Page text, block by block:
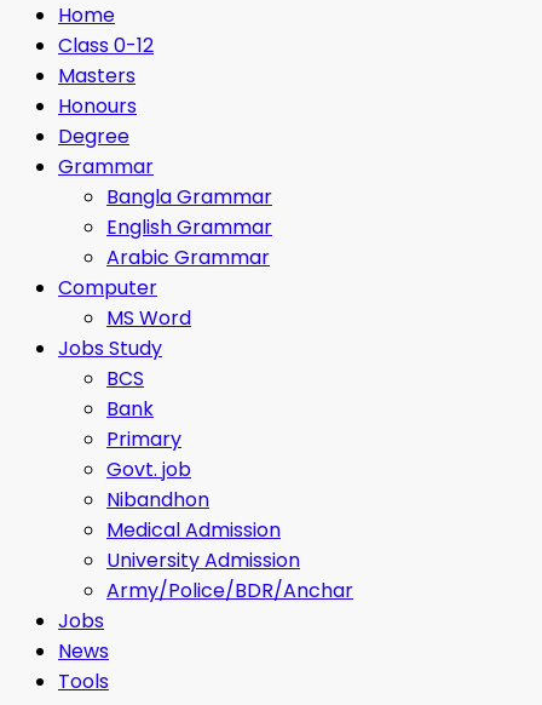
Home
Class 0-12
Masters
Honours
Degree
Grammar
Bangla Grammar
English Grammar
Arabic Grammar
Computer
MS Word
Jobs Study
BCS
Bank
Primary
Govt. job
Nibandhon
Medical Admission
University Admission
Army/Police/BDR/Anchar
Jobs
News
Tools